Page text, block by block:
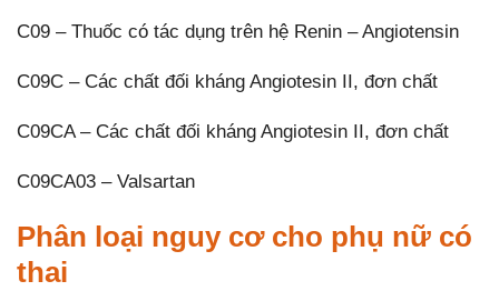
C09 – Thuốc có tác dụng trên hệ Renin – Angiotensin
C09C – Các chất đối kháng Angiotesin II, đơn chất
C09CA – Các chất đối kháng Angiotesin II, đơn chất
C09CA03 – Valsartan
Phân loại nguy cơ cho phụ nữ có
thai